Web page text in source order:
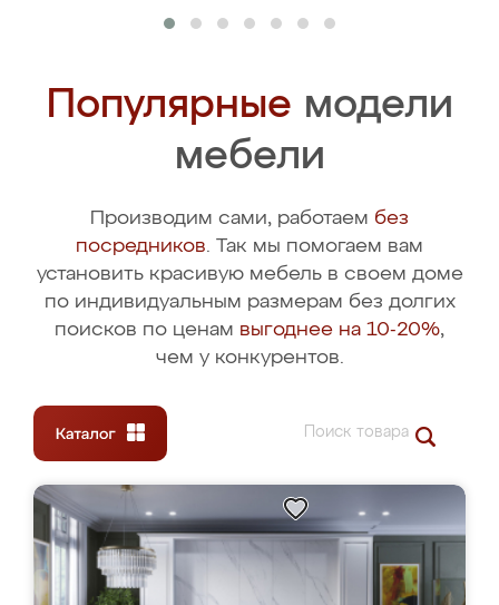
Популярные модели
мебели
Производим сами, работаем без
посредников. Так мы помогаем вам
установить красивую мебель в своем доме
по индивидуальным размерам без долгих
поисков по ценам выгоднее на 10-20%,
чем у конкурентов.